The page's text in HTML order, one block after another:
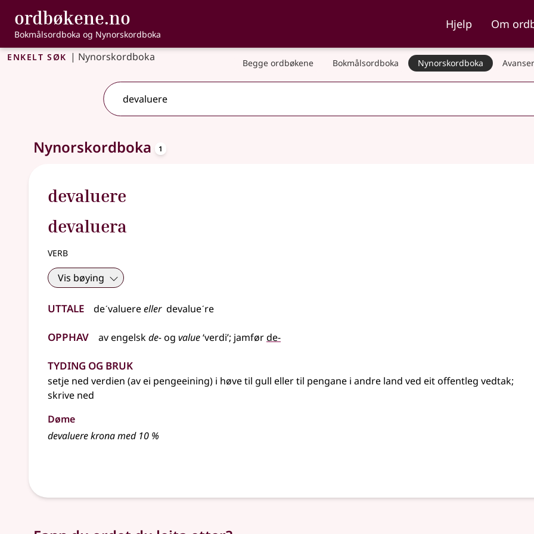
Gå til hovudinnhald
Tilgjenge
ordbøkene.no , Bokmålsordboka og Nynorskordboka
Bokmålsordboka og Nynorskordboka
Hjelp Om
Enkelt søk | Nynorskordboka Begge ordbøkene Bokmålsordboka Nynorskordboka
Eitt treff .Ytterlegare søkjeforslag tilgjengelege
Nynorskordboka 1
devaluere
devaluera
verb
Vis bøying
Uttale deˊvaluereeller devalueˊre
Opphav avengelskde-og value‘verdi’; jamførde-
Tyding og bruk
setje ned verdien (av ei pengeeining) i høve til gull ellertil pengane i andre land ved eit offentleg vedtak;
skrive ned
Døme
devaluere krona med 10 %